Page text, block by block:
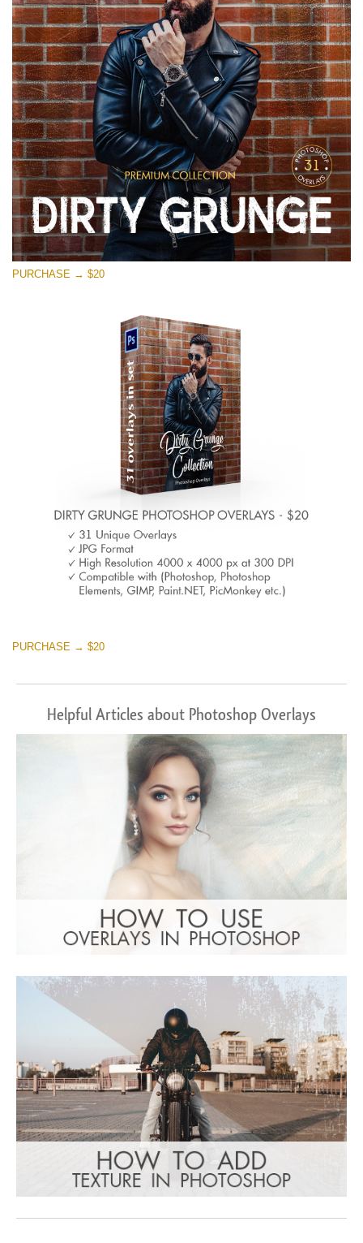
ดาวน์โหลดฟรี
PURCHASE → $20
PURCHASE → $20
Helpful Articles about Photoshop Overlays